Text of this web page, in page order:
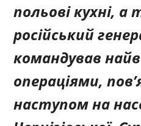
польові кухні,
російський
командував
операціями,
наступом на